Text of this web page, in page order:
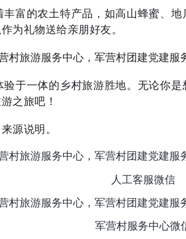
富的农土特产品，如高山蜂蜜、
为礼物送给亲朋好友。
于一体的乡村旅游胜地。无论你
之旅吧！
源说明。
人工客服微信
军营村服务中心微